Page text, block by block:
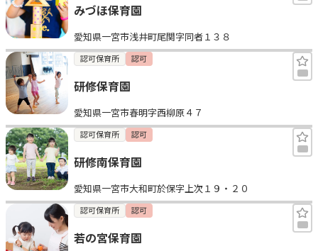
エンクルの特徴と活用方法
コラム
お知らせ
みづほ保育園
愛知県一宮市浅井町尾関字同者１３８
認可保育所 認可
研修保育園
愛知県一宮市春明字西柳原４７
認可保育所 認可
研修南保育園
愛知県一宮市大和町於保字上次１９・２０
認可保育所 認可
若の宮保育園